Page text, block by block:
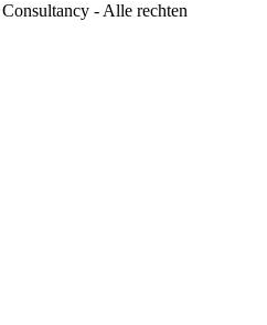
- Alle rechten